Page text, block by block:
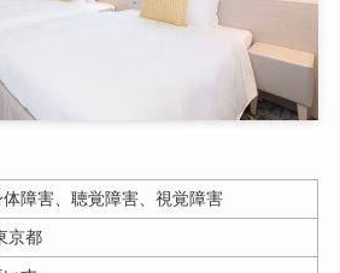
体障害、聴覚障害、視覚障害
京都